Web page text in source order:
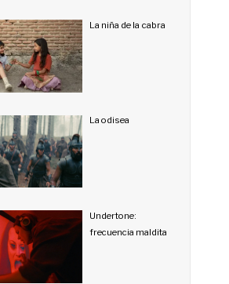
La niña de la cabra
La odisea
Undertone:
frecuencia maldita